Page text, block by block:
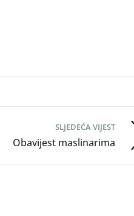
SLJEDEĆA VIJEST
Obavijest maslinarima